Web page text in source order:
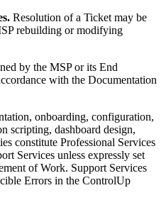
Resolution of a Ticket may be
rebuilding or modifying
by the MSP or its End
with the Documentation
onboarding, configuration,
scripting, dashboard design,
constitute Professional Services
Services unless expressly set
of Work. Support Services
Errors in the ControlUp